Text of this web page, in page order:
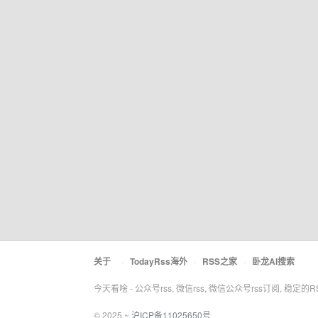
关于 · TodayRss海外 · RSS之家 · 卧龙AI搜索
今天看啥 - 公众号rss, 微信rss, 微信公众号rss订阅, 稳定的
© 2025 ~ 沪ICP备11025650号